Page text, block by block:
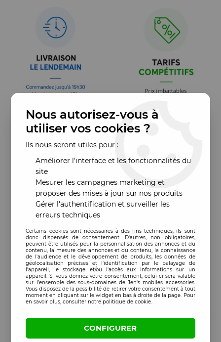
Nous autorisez-vous à
utiliser vos cookies ?
Ils nous seront utiles pour :
Améliorer l'interface et les fonctionnalités du
site
Mesurer les campagnes marketing et
proposer des mises à jour sur nos produits
Gérer l'authentification et surveiller les
erreurs techniques
Certains cookies sont nécessaires à des fins techniques, ils sont
donc dispensés de consentement. D'autres, non obligatoires,
peuvent être utilisés pour la personnalisation des annonces et du
contenu, la mesure des annonces et du contenu, la connaissance
de l'audience et le développement de produits, les données de
géolocalisation précises et l'identification par le balayage de
l'appareil, le stockage et/ou l'accès aux informations sur un
appareil. Si vous donnez votre consentement, celui-ci sera valable
sur l’ensemble des sous-domaines de Jen's mobiles accessories.
Vous disposez de la possibilité de retirer votre consentement à tout
moment en cliquant sur le widget en bas à droite de la page. Pour
en savoir plus, consulter notre politique de cookie.
CONFIGURER